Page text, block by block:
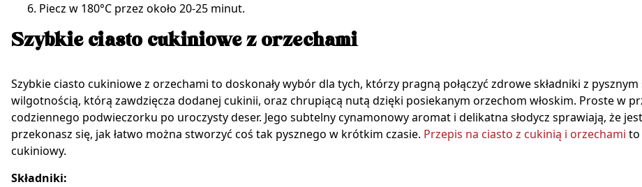
Piecz w 180°C przez około 20-25 minut.
Szybkie ciasto cukiniowe z orzechami
Szybkie ciasto cukiniowe z orzechami to doskonały wybór dla tych, którzy pragną połączyć zdrowe składniki z
wilgotnością, którą zawdzięcza dodanej cukinii, oraz chrupiącą nutą dzięki posiekanym orzechom włoskim. Proste w
codziennego podwieczorku po uroczysty deser. Jego subtelny cynamonowy aromat i delikatna słodycz sprawiają, że
przekonasz się, jak łatwo można stworzyć coś tak pysznego w krótkim czasie. Przepis na ciasto z cukinią i orzechami to
cukiniowy.
Składniki: